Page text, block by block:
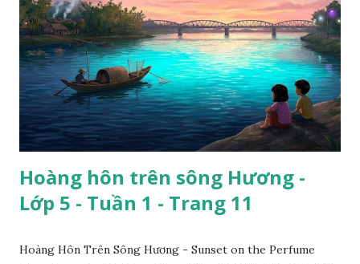
Hoàng hôn trên sông Hương -
Lớp 5 - Tuần 1 - Trang 11
Hoàng Hôn Trên Sông Hương - Sunset on the Perfume